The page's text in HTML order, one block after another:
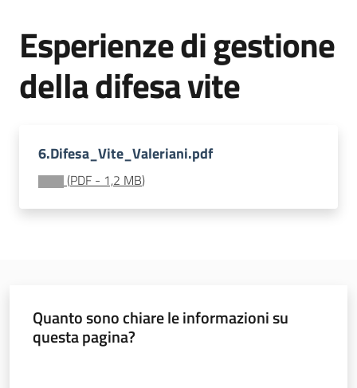
Difesa
sostenibile
Vivaismo
Esperienze di gestione
della difesa vite
6.Difesa_Vite_Valeriani.pdf
(PDF - 1,2 MB)
Quanto sono chiare le informazioni su
questa pagina?